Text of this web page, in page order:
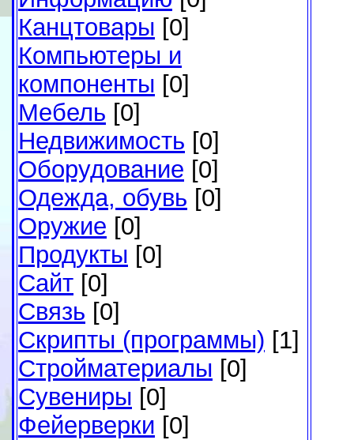
Канцтовары [0]
Компьютеры и
компоненты [0]
Мебель [0]
Недвижимость [0]
Оборудование [0]
Одежда, обувь [0]
Оружие [0]
Продукты [0]
Сайт [0]
Связь [0]
Скрипты (программы) [1]
Стройматериалы [0]
Сувениры [0]
Фейерверки [0]